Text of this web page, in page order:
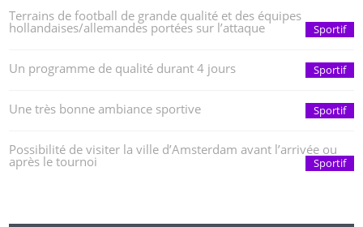
Terrains de football de grande qualité et des équipes
hollandaises/allemandes portées sur l’attaque Sportif
Un programme de qualité durant 4 jours Sportif
Une très bonne ambiance sportive Sportif
Possibilité de visiter la ville d’Amsterdam avant l’arrivée ou
après le tournoi Sportif